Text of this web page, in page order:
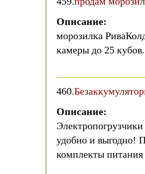
Описание:
морозилка
камеры до 25
460.
Описание:
удобно и выгодно!
комплекты